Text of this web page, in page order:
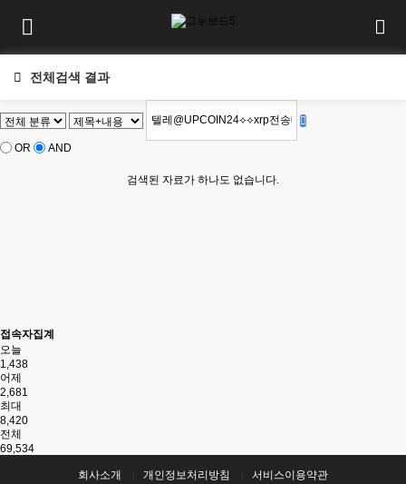
전체검색 결과
OR AND
검색된 자료가 하나도 없습니다.
접속자집계
오늘
1,438
어제
2,681
최대
8,420
전체
69,534
회사소개 개인정보처리방침
서비스이용약관